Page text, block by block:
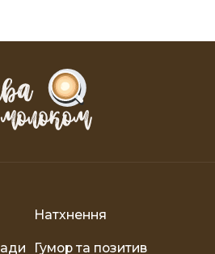
Натхнення
Гумор та позитив